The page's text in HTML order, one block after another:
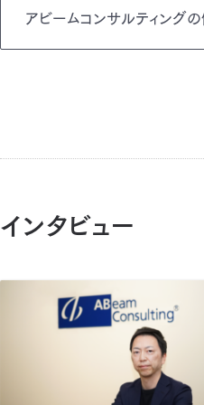
アビームコンサルティング
インタビュー